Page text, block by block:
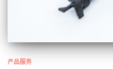
产品服务